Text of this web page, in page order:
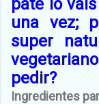
paté lo
una vez;
super
pedir?
Ingredientes